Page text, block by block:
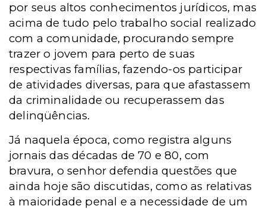
por seus altos conhecimentos jurídicos, mas
acima de tudo pelo trabalho social realizado
com a comunidade, procurando sempre
trazer o jovem para perto de suas
respectivas famílias, fazendo-os participar
de atividades diversas, para que afastassem
da criminalidade ou recuperassem das
delinqüências.
Já naquela época, como registra alguns
jornais das décadas de 70 e 80, com
bravura, o senhor defendia questões que
ainda hoje são discutidas, como as relativas
à maioridade penal e a necessidade de um